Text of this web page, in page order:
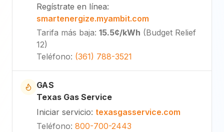
Regístrate en línea:
smartenergize.myambit.com
Tarifa más baja: 15.5¢/kWh (Budget Relief
12)
Teléfono: (361) 788-3521
GAS
Texas Gas Service
Iniciar servicio: texasgasservice.com
Teléfono: 800-700-2443